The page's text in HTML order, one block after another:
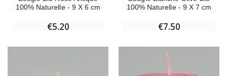
100% Naturelle - 9 X 6 cm
€5.20
100% Naturelle - 9 X 7 cm
€7.50